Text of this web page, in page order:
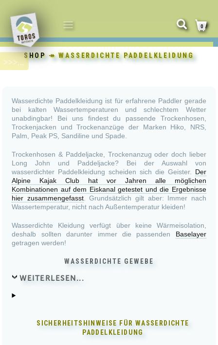
NAVIGATION
UMSCHALTEN
0
SHOP ↠ WASSERDICHTE PADDELKLEIDUNG
Wasserdichte Paddelkleidung ist für erfahrene Paddler gerade
bei kalten Wassertemperaturen und schlechtem Wetter
unabdingbar! Bei uns findest du passende Trockenhosen,
Trockenjacken und Trockenanzüge der Marken Hiko, NRS,
Palm, Peak PS, Sandiline und Spade.
Trockenhosen & Paddeljacke, Trockenanzug oder doch lieber
Long John und Paddeljacke? Bei der Auswahl von
wasserdichter Paddelkleidung scheiden sich die Geister. Der
Alpine Kajak Club hat vor Jahren alle möglichen
Kombinationen auf dem Eiskanal getestet und die Ergebnisse
hier zusammengefasst. Grundsätzlich gilt aber: Immer nach
Wassertemperatur, nicht nach Außentemperatur kleiden!
Wasserdichte Kleidung verfügt über keine Wärmeisolation,
deshalb sollten darunter immer die passenden Baselayer
getragen werden!
WASSERDICHTE GEWEBE
WEITERLESEN...
SICHERHEITSHINWEISE FÜR WASSERDICHTE
PADDELKLEIDUNG